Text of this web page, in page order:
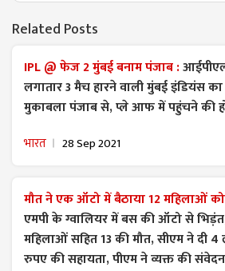
Related Posts
IPL @ फेज 2 मुंबई बनाम पंजाब :
लगातार 3 मैच हारने वाली मुंबई इंडियंस का
मुकाबला पंजाब से, प्ले आफ में पहुंचने की
भारत 28 Sep 2021
मौत ने एक ऑटो में बैठाया 12 महिलाओं
एमपी के ग्वालियर में बस की ऑटो से
महिलाओं सहित 13 की मौत, सीएम ने दी
रुपए की सहायता, पीएम ने व्यक्त की